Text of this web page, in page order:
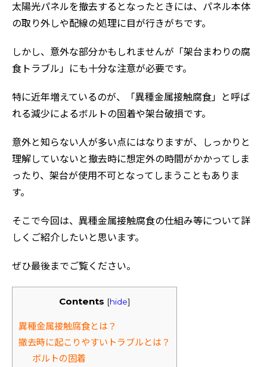
太陽光パネルを撤去するとなったときには、パネル本体
の取り外しや配線の処理に目が行きがちです。
しかし、意外な部分かもしれませんが「架台まわりの腐
食トラブル」にも十分な注意が必要です。
特に近年増えているのが、「異種金属接触腐食」と呼ば
れる減少によるボルトの固着や架台破損です。
意外と知らない人が多い点にはなりますが、しっかりと
理解していないと撤去時に想定外の時間がかかってしま
ったり、架台が使用不可となってしまうこともありま
す。
そこで今回は、異種金属接触腐食の仕組み等について詳
しくご紹介したいと思います。
ぜひ最後までご覧ください。
Contents [hide]
異種金属接触腐食とは？
撤去時に起こりやすいトラブルとは？
ボルトの固着